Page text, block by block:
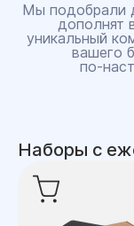
Мы подобрали
дополнят
уникальный
вашего
Наборы с